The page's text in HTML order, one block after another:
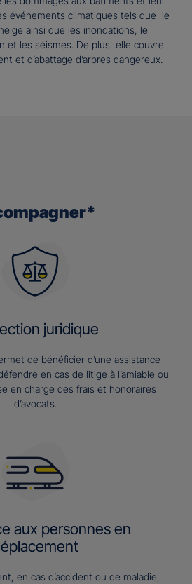
événements climatiques tels que le
ainsi que les inondations, le
et les séismes. De plus, elle couvre
et d’abattage d’arbres dangereux.
juridique
de bénéficier d’une assistance
en cas de litige à l’amiable ou
en charge des frais et honoraires
d’avocats.
aux personnes en
en cas d’accident ou de maladie,